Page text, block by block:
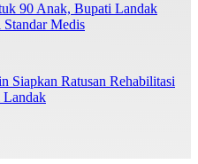
90 Anak, Bupati Landak
Standar Medis
Siapkan Ratusan Rehabilitasi
Landak